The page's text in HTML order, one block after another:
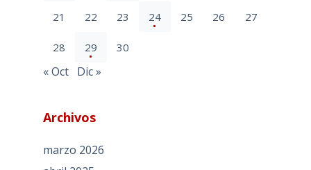
21 22 23 24 25 26 27
28 29 30
« Oct Dic »
Archivos
marzo 2026